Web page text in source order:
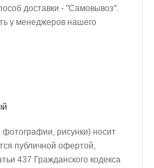
доставки - "Самовывоз".
у менеджеров нашего
рисунки) носит
публичной офертой,
437 Гражданского кодекса